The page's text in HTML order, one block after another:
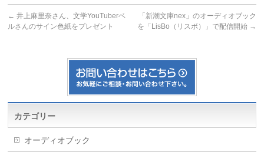
← 井上麻里奈さん、文学YouTuberベ
ルさんのサイン色紙をプレゼント
「新潮文庫nex」のオーディオブック
を「LisBo（リスボ）」で配信開始 →
カテゴリー
オーディオブック